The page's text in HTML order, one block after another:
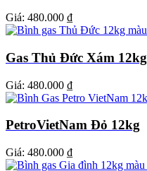
Giá: 480.000 ₫
Gas Thủ Đức Xám 12kg
Giá: 480.000 ₫
PetroVietNam Đỏ 12kg
Giá: 480.000 ₫